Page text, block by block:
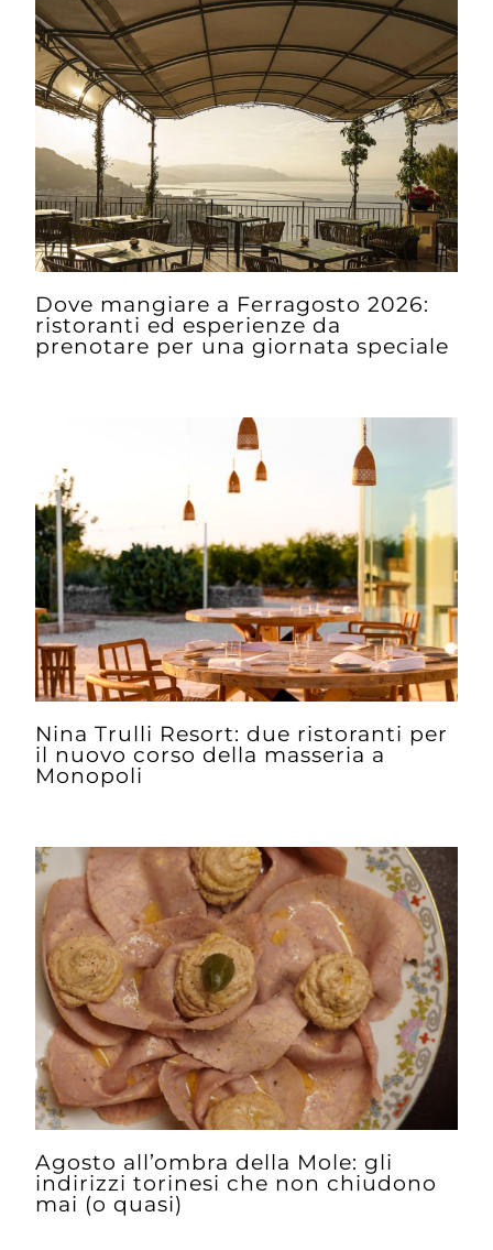
Dove mangiare a Ferragosto 2026:
ristoranti ed esperienze da
prenotare per una giornata speciale
Nina Trulli Resort: due ristoranti per
il nuovo corso della masseria a
Monopoli
Agosto all’ombra della Mole: gli
indirizzi torinesi che non chiudono
mai (o quasi)